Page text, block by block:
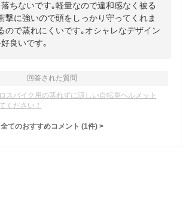
落ちないです｡軽量なので違和感なく被る
撃に強いので頭をしっかり守ってくれま
ので蒸れにくいです｡オシャレなデザイン
良いです｡
回答された質問
スバイク用の蒸れずに涼しい自転車ヘルメット
ください！
全てのおすすめコメント (1件) >